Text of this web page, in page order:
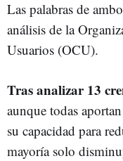
Las palabras de
análisis de la
Usuarios (OCU).
Tras analizar 13
aunque todas
su capacidad para
mayoría solo